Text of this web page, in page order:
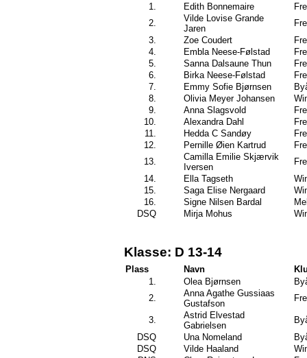
1.
Edith Bonnemaire
2.
Vilde Lovise Grande
Jaren
3.
Zoe Coudert
4.
Embla Neese-Følstad
5.
Sanna Dalsaune Thun
6.
Birka Neese-Følstad
7.
Emmy Sofie Bjørnsen
8.
Olivia Meyer Johansen
9.
Anna Slagsvold
10.
Alexandra Dahl
11.
Hedda C Sandøy
12.
Pernille Øien Kartrud
13.
Camilla Emilie Skjærvik
Iversen
14.
Ella Tagseth
15.
Saga Elise Nergaard
16.
Signe Nilsen Bardal
DSQ
Mirja Mohus
Klasse: D 13-14
Plass Navn
1.
Olea Bjørnsen
2.
Anna Agathe Gussiaas
Gustafson
3.
Astrid Elvestad
Gabrielsen
DSQ
Una Nomeland
DSQ
Vilde Haaland